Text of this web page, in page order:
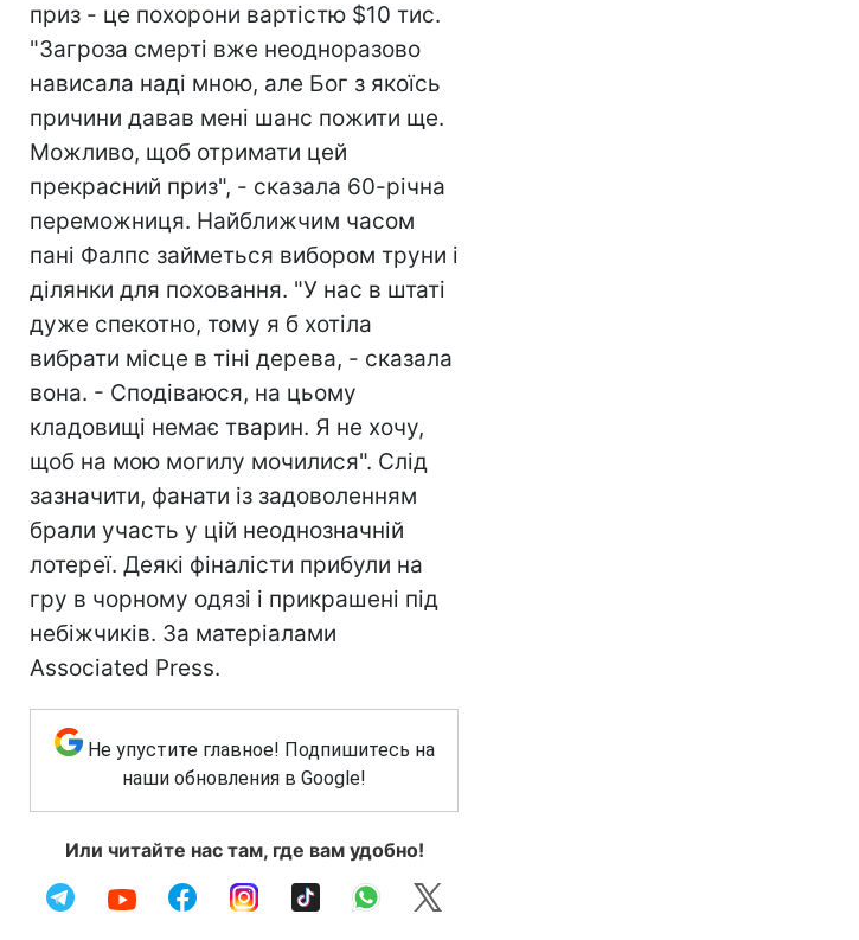
приз - це похорони вартістю $10 тис.
"Загроза смерті вже неодноразово
нависала наді мною, але Бог з якоїсь
причини давав мені шанс пожити ще.
Можливо, щоб отримати цей
прекрасний приз", - сказала 60-річна
переможниця. Найближчим часом
пані Фалпс займеться вибором труни і
ділянки для поховання. "У нас в штаті
дуже спекотно, тому я б хотіла
вибрати місце в тіні дерева, - сказала
вона. - Сподіваюся, на цьому
кладовищі немає тварин. Я не хочу,
щоб на мою могилу мочилися". Слід
зазначити, фанати із задоволенням
брали участь у цій неоднозначній
лотереї. Деякі фіналісти прибули на
гру в чорному одязі і прикрашені під
небіжчиків. За матеріалами
Associated Press.
Не упустите главное! Подпишитесь на
наши обновления в Google!
Или читайте нас там, где вам удобно!